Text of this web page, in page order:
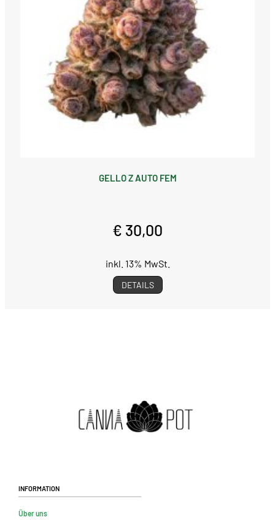
GELLO Z AUTO FEM
€ 30,00
inkl. 13% MwSt.
DETAILS
Information
Über uns